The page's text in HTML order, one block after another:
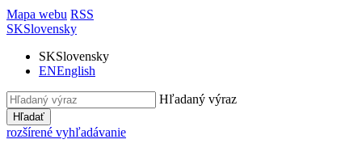
Mapa webu RSS
SKSlovensky
SKSlovensky
ENEnglish
Hľadaný výraz
Hľadať
rozšírené vyhľadávanie